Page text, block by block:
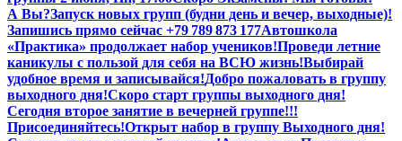
А Вы?Запуск новых групп (будни день и вечер, выходные)!
Запишись прямо сейчас +79 789 873 177Автошкола
«Практика» продолжает набор учеников!Проведи летние
каникулы с пользой для себя на ВСЮ жизнь!Выбирай
удобное время и записывайся!Добро пожаловать в группу
выходного дня!Скоро старт группы выходного дня!
Сегодня второе занятие в вечерней группе!!!
Присоединяйтесь!Открыт набор в группу Выходного дня!